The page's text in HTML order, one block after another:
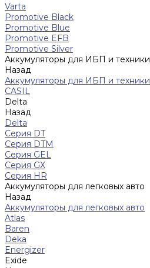
Varta
Promotive Black
Promotive Blue
Promotive EFB
Promotive Silver
Аккумуляторы для ИБП и техники
Назад
Аккумуляторы для ИБП и техники
CASIL
Delta
Назад
Delta
Серия DT
Серия DTM
Серия GEL
Серия GХ
Серия HR
Аккумуляторы для легковых авто
Назад
Аккумуляторы для легковых авто
Atlas
Baren
Deka
Energizer
Exide